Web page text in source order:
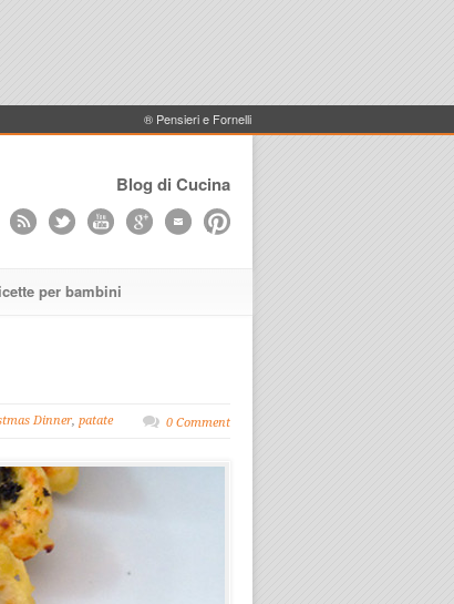
® Pensieri e Fornelli
Blog di Cucina
per bambini
Dinner, patate 0 Comment